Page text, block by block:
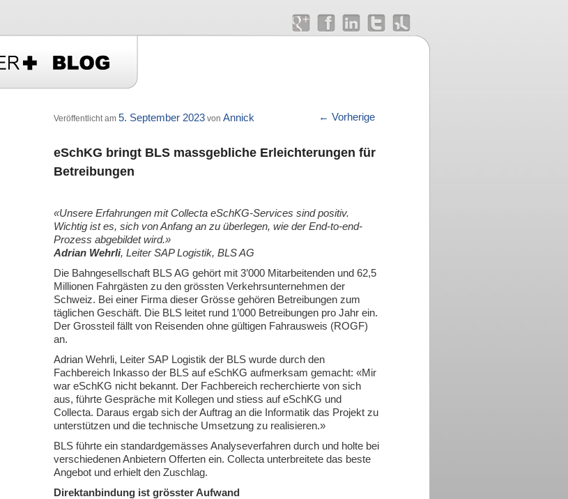
Artikelnavigation
← Vorherige
eSchKG bringt BLS massgebliche Erleichterungen für
Betreibungen
Veröffentlicht am 5. September 2023 von Annick
«Unsere Erfahrungen mit Collecta eSchKG-Services sind positiv.
Wichtig ist es, sich von Anfang an zu überlegen, wie der End-to-end-
Prozess abgebildet wird.»
Adrian Wehrli, Leiter SAP Logistik, BLS AG
Die Bahngesellschaft BLS AG gehört mit 3’000 Mitarbeitenden und 62,5
Millionen Fahrgästen zu den grössten Verkehrsunternehmen der
Schweiz. Bei einer Firma dieser Grösse gehören Betreibungen zum
täglichen Geschäft. Die BLS leitet rund 1’000 Betreibungen pro Jahr ein.
Der Grossteil fällt von Reisenden ohne gültigen Fahrausweis (ROGF)
an.
Adrian Wehrli, Leiter SAP Logistik der BLS wurde durch den
Fachbereich Inkasso der BLS auf eSchKG aufmerksam gemacht: «Mir
war eSchKG nicht bekannt. Der Fachbereich recherchierte von sich
aus, führte Gespräche mit Kollegen und stiess auf eSchKG und
Collecta. Daraus ergab sich der Auftrag an die Informatik das Projekt zu
unterstützen und die technische Umsetzung zu realisieren.»
BLS führte ein standardgemässes Analyseverfahren durch und holte bei
verschiedenen Anbietern Offerten ein. Collecta unterbreitete das beste
Angebot und erhielt den Zuschlag.
Direktanbindung ist grösster Aufwand